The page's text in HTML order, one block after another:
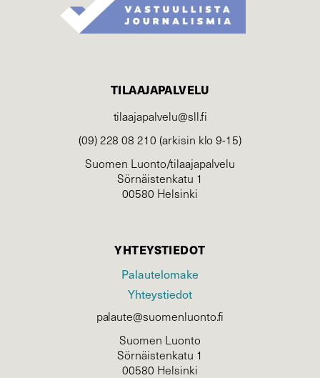
TILAAJAPALVELU
tilaajapalvelu@sll.fi
(09) 228 08 210 (arkisin klo 9-15)
Suomen Luonto/tilaajapalvelu
Sörnäistenkatu 1
00580 Helsinki
YHTEYSTIEDOT
Palautelomake
Yhteystiedot
palaute@suomenluonto.fi
Suomen Luonto
Sörnäistenkatu 1
00580 Helsinki